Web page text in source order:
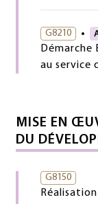
G8210
Démarche
au service
MISE EN
DU
G8150